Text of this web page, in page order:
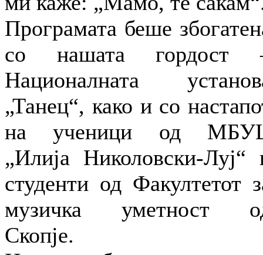
Програмата беше
со нашата гордост
Националната
„Танец“, како и со
на ученици од
„Илија Николовски-Луј“
студенти од Факултетот
музичка уметност
Скопје.